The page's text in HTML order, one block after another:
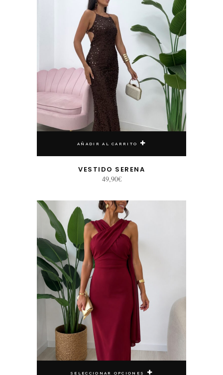
AÑADIR AL CARRITO
VESTIDO SERENA
49,90€
SELECCIONAR OPCIONES
Este producto tiene múltiples variantes. Las opciones se pueden elegir en la página de producto